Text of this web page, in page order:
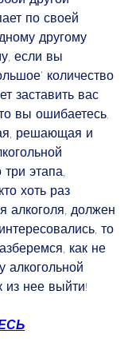
по своей
другому
если вы
количество
заставить вас
вы ошибаетесь.
решающая и
этапа,
хоть раз
алкоголя, должен
то
как не
алкогольной
из нее выйти!